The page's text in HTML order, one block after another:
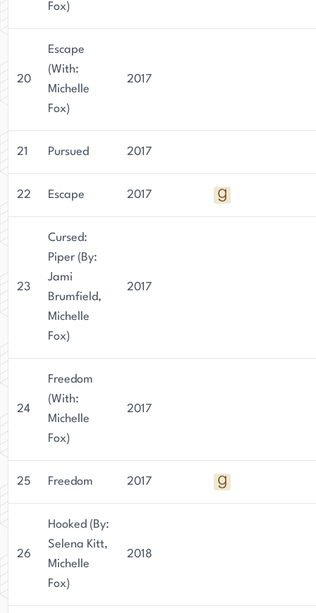
Fox)
20
Escape
(With:
Michelle
Fox)
2017
21 Pursued 2017
22 Escape 2017
23
Cursed:
Piper (By:
Jami
Brumfield,
Michelle
Fox)
2017
24
Freedom
(With:
Michelle
Fox)
2017
25 Freedom 2017
26
Hooked (By:
Selena Kitt,
Michelle
Fox)
2018